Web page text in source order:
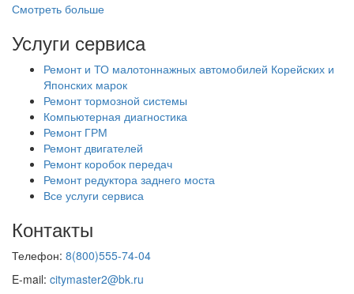
Смотреть больше
Услуги сервиса
Ремонт и ТО малотоннажных автомобилей Корейских и
Японских марок
Ремонт тормозной системы
Компьютерная диагностика
Ремонт ГРМ
Ремонт двигателей
Ремонт коробок передач
Ремонт редуктора заднего моста
Все услуги сервиса
Контакты
Телефон: 8(800)555-74-04
E-mail: citymaster2@bk.ru